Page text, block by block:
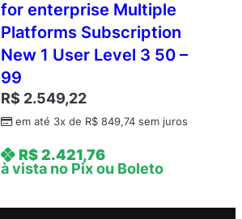
for enterprise Multiple
Platforms Subscription
New 1 User Level 3 50 –
99
R$ 2.549,22
em até 3x de R$849,74sem juros
R$2.421,76
à vista no Pix ou Boleto